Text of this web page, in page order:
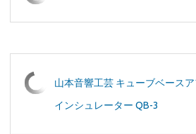
山本音響工芸 キューブベース
インシュレーター QB-3